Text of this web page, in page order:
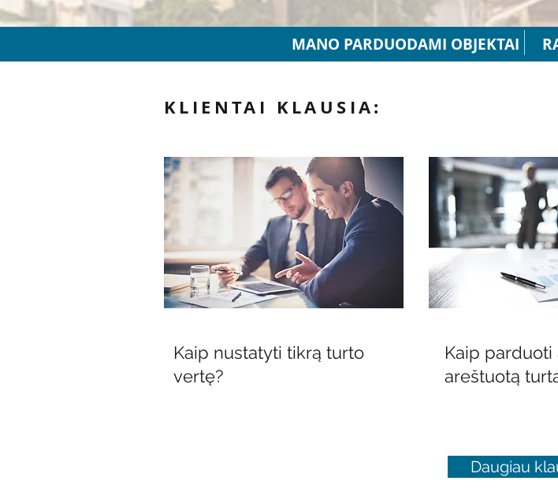
MANO PARDUODAMI OBJEKTAI
KLIENTAI KLAUSIA:
Kaip nustatyti tikrą turto
vertę?
Kaip
areštuotą
Daugiau